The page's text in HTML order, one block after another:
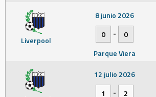
Liverpool
8 junio 2026
0
-
0
Parque Viera
12 julio 2026
1
-
2